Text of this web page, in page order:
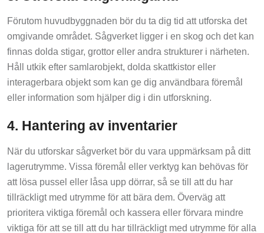
Förutom huvudbyggnaden bör du ta dig tid att utforska det
omgivande området. Sågverket ligger i en skog och det kan
finnas dolda stigar, grottor eller andra strukturer i närheten.
Håll utkik efter samlarobjekt, dolda skattkistor eller
interagerbara objekt som kan ge dig användbara föremål
eller information som hjälper dig i din utforskning.
4. Hantering av inventarier
När du utforskar sågverket bör du vara uppmärksam på ditt
lagerutrymme. Vissa föremål eller verktyg kan behövas för
att lösa pussel eller låsa upp dörrar, så se till att du har
tillräckligt med utrymme för att bära dem. Överväg att
prioritera viktiga föremål och kassera eller förvara mindre
viktiga för att se till att du har tillräckligt med utrymme för alla